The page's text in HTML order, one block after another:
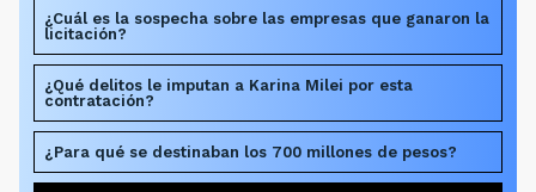
¿Cuál es la sospecha sobre las empresas que ganaron la
licitación?
¿Qué delitos le imputan a Karina Milei por esta
contratación?
¿Para qué se destinaban los 700 millones de pesos?